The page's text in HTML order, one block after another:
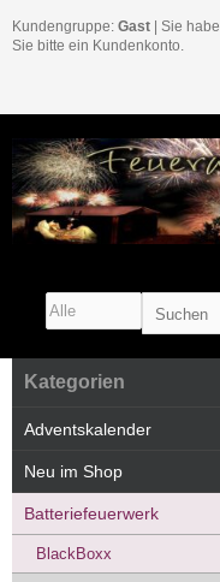
Kundengruppe: Gast | Sie
Sie bitte ein Kundenkonto.
Kategorien
Adventskalender
Neu im Shop
Batteriefeuerwerk
BlackBoxx